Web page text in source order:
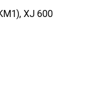
XJ 600